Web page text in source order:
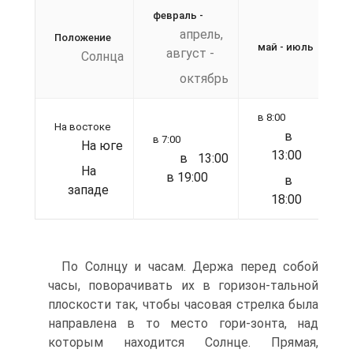
Положение
Солнца
февраль -
апрель,
август -
октябрь
май - июль
На востоке
На юге
На
западе
в 7:00
в 13:00
в 19:00
в 8:00
в
13:00
в
18:00
По Солнцу и часам. Держа перед собой
часы, поворачивать их в горизон-тальной
плоскости так, чтобы часовая стрелка была
направлена в то место гори-зонта, над
которым находится Солнце. Прямая,